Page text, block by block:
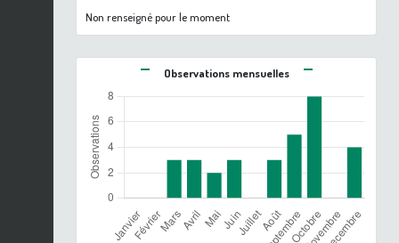
Non renseigné pour le moment
Observations mensuelles